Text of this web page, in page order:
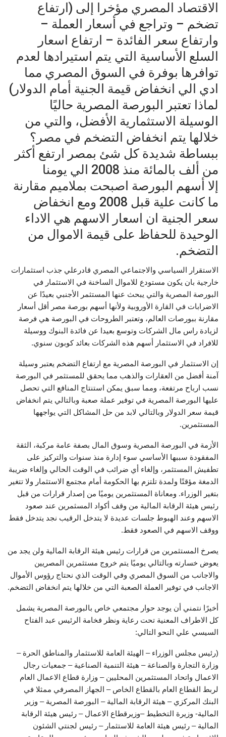
الاقتصاد المصري مؤخرا إلى (ارتفاع
تضخم – وتراجع في أسعار العملة –
وارتفاع سعر الفائدة – ارتفاع اسعار
السلع الأساسية التي يتم استيرادها لعدم
توافرها بوفرة في السوق المصري مما
ادي الي انخفاض قيمة الجنية أمام الدولار)
لماذا تعتبر البورصة المصرية حاليًا
الوسيلة الاستثمارية الأفضل، والتي من
خلالها يتم انخفاض التضخم في مصر؟
ببساطة شديدة كل شئ بمصر ارتفع أكثر
من ألف بالمائة منذ 2008 الي يومنا
إلا أسهم البورصة اصبحت بملاميم مقارنة
ما كانت علية قبل 2008 ومع انخفاض
سعر الجنية ان اسعار الاسهم هي الاداء
الوحيدة للحفاظ على قيمة الاموال من
التضخم.
الاستقرار السياسي والاجتماعي المصري قادرعلي جذب استثمارات
خارجية بان يكون مستودع للاموال الساخنة في الاستثمار في
البورصة المصرية والتي يبحث عنها المستثمر الأجنبي بعيدًا عن
الاضرابات في القارة الأوروبية ولأنها أسهم بورصة مصر أقل أسعار
مقارنة ببورصات العالم، وتعتبر الطروحات في البورصة هي فرصة
لزيادة راس مال الشركات وتوسع بعيدا عن فائدة البنوك ووسيلة
للافراد في الاستثمار أسهم هذه الشركات بعائد كوبون سنوي.
إن الاستثمار في البورصة المصرية مع ارتفاع التضخم يعتبر وسيلة
آمنة أفضل من العقارات والذهب مما يحقق للمستثمر في البورصة
نسب ارباح مرتفعة، ومما سبق يمكن استنتاج المنافع التي تحصل
عليها البورصة المصرية في توفير عملة صعبة وبالتالي يتم انخفاض
قيمة سعر الدولار وبالتالي لابد من حل المشاكل التي يواجهها
المستثمرين.
الأزمة في البورصة المصرية وسوق المال بصفة عامة مركبة، الثقة
المفقودة سببها الأساسي سوء إدارة منذ سنوات والتركيز على
تطفيش المستثمر، وإلغاء أي ضرائب في الوقت الحالي وإلغاء ضريبة
الدمغة مؤقتًا ولمدة تلتزم بها الحكومة أمام مجتمع الاستثمار ولا تتغير
بتغير الوزراء. ومعاناة المستثمرين يوميًا من إصدار قرارات من قبل
رئيس هيئة الرقابة المالية من وقف أكواد المسثمرين عند صعود
الاسهم وعند الهبوط جلسات عديدة لا يتدخل الرقيب نجد يتدخل فقط
ووقف الاسهم في الصعود فقط.
يصرخ المستثمرين من قرارات رئيس هيئة الرقابة المالية ولن يجد من
يعوض خسارته وبالتالي يوميًا يتم خروج مستثمرين المصريين
والاجانب من السوق المصري وفي الوقت الذي نحتاج رؤوس الأموال
الاجانب في توفير العملة الصعبة التي من خلالها يتم انخفاض التضخم.
أخيرًا نتمني أن يوجد حوار مجتمعي خاص بالبورصة المصرية يشمل
كل الاطراف المعنية تحت رعاية ونظر فخامة الرئيس عبد الفتاح
السيسي علي النحو التالي:
(رئيس مجلس الوزراء – الهيئة العامة للاستثمار والمناطق الحرة –
وزارة التجارة والصناعة – هيئة التنمية الصناعية – جمعيات رجال
الاعمال واتحاد المستثمرين المحليين – وزارة قطاع الاعمال العام
لربط القطاع العام بالقطاع الخاص – الجهاز المصرفي ممثلا في
البنك المركزي – هيئة الرقابة المالية – البورصة المصرية – وزير
المالية- وزيرة التخطيط –وزيرقطاع الاعمال – رئيس هيئة الرقابة
المالية – رئيس هيئة العامة للاستثمار – رئيس لجنتي الشئون